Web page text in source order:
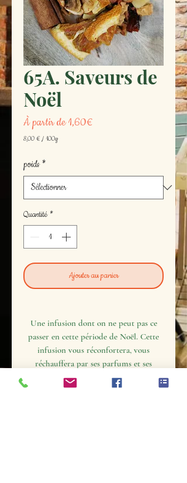
65A. Saveurs de
Noël
À partir de1,60€Prix
8,00 € / 100g
pour
100
Grammes
poids *
Quantité *
Ajouter au panier
Une infusion dont on ne peut pas ce
passer en cette période de Noël. Cette
infusion vous réconfortera, vous
réchauffera par ses parfums et ses
saveurs tout en douceur.